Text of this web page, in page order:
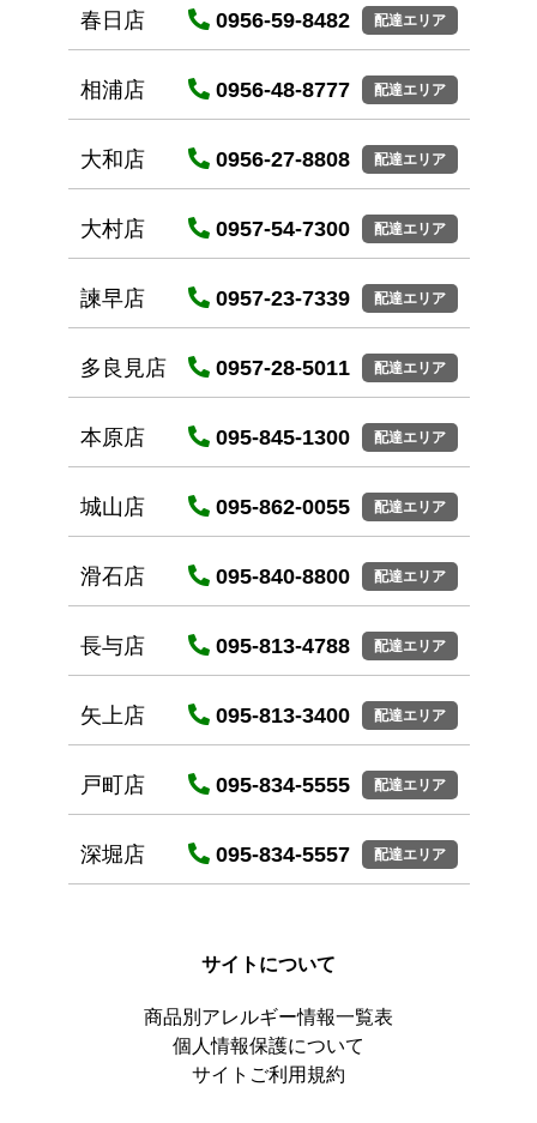
春日店 0956-59-8482 配達エリア
相浦店 0956-48-8777 配達エリア
大和店 0956-27-8808 配達エリア
大村店 0957-54-7300 配達エリア
諫早店 0957-23-7339 配達エリア
多良見店 0957-28-5011 配達エリア
本原店 095-845-1300 配達エリア
城山店 095-862-0055 配達エリア
滑石店 095-840-8800 配達エリア
長与店 095-813-4788 配達エリア
矢上店 095-813-3400 配達エリア
戸町店 095-834-5555 配達エリア
深堀店 095-834-5557 配達エリア
サイトについて
商品別アレルギー情報一覧表
個人情報保護について
サイトご利用規約